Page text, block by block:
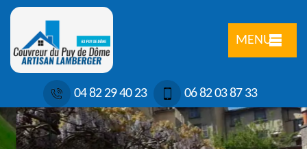
MENU
04 82 29 40 23 06 82 03 87 33